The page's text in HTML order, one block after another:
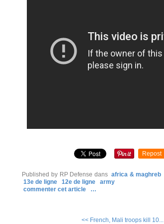
Repost
Published by RP Defense dans africa & maghreb
13e de ligne
12e de ligne
army
commenter cet article
…
<< French, Mali troops kill 10...